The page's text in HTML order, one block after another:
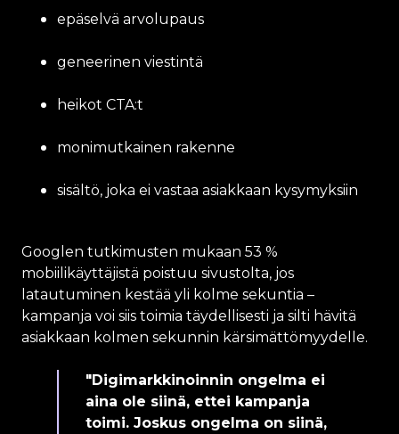
epäselvä arvolupaus
geneerinen viestintä
heikot CTA:t
monimutkainen rakenne
sisältö, joka ei vastaa asiakkaan kysymyksiin
Googlen tutkimusten mukaan 53 %
mobiilikäyttäjistä poistuu sivustolta, jos
latautuminen kestää yli kolme sekuntia –
kampanja voi siis toimia täydellisesti ja silti hävitä
asiakkaan kolmen sekunnin kärsimättömyydelle.
"Digimarkkinoinnin ongelma ei
aina ole siinä, ettei kampanja
toimi. Joskus ongelma on siinä,